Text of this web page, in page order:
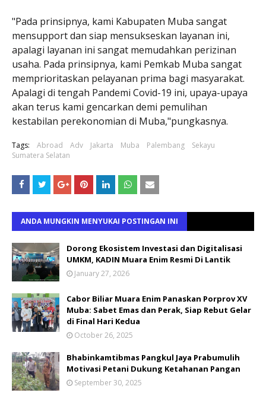
"Pada prinsipnya, kami Kabupaten Muba sangat
mensupport dan siap mensukseskan layanan ini,
apalagi layanan ini sangat memudahkan perizinan
usaha. Pada prinsipnya, kami Pemkab Muba sangat
memprioritaskan pelayanan prima bagi masyarakat.
Apalagi di tengah Pandemi Covid-19 ini, upaya-upaya
akan terus kami gencarkan demi pemulihan
kestabilan perekonomian di Muba,"pungkasnya.
Tags: Abroad Adv Jakarta Muba Palembang
Sekayu
Sumatera Selatan
ANDA MUNGKIN MENYUKAI POSTINGAN INI
Dorong Ekosistem Investasi dan Digitalisasi
UMKM, KADIN Muara Enim Resmi Di Lantik
January 27, 2026
Cabor Biliar Muara Enim Panaskan Porprov XV
Muba: Sabet Emas dan Perak, Siap Rebut Gelar
di Final Hari Kedua
October 26, 2025
Bhabinkamtibmas Pangkul Jaya Prabumulih
Motivasi Petani Dukung Ketahanan Pangan
September 30, 2025